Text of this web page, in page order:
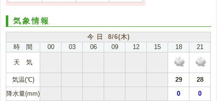
気象情報
今 日 8/6(木)
時 間
00 03 06 09 12 15 18 21
天 気
気温(℃) 29
28
降水量(mm)
0 0